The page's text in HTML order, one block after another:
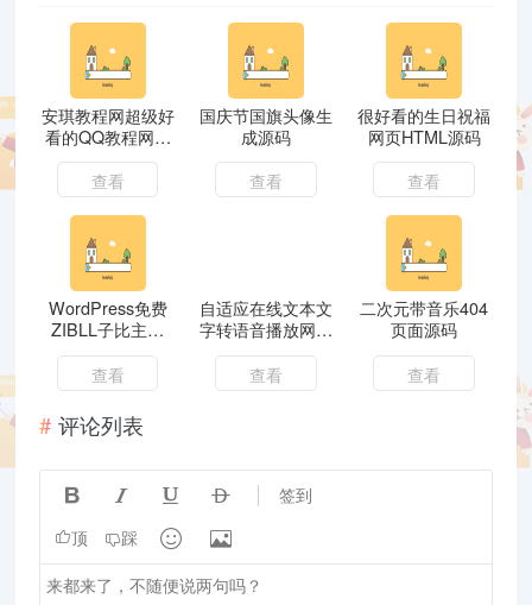
安琪教程网超级好
看的QQ教程网源
码带数据分享
查看
国庆节国旗头像生
成源码
查看
很好看的生日祝福
网页HTML源码
查看
WordPress免费
ZIBLL子比主题
v1.0
查看
自适应在线文本文
字转语音播放网站
源码
查看
二次元带音乐404
页面源码
查看
评论列表
    签到
顶 踩  